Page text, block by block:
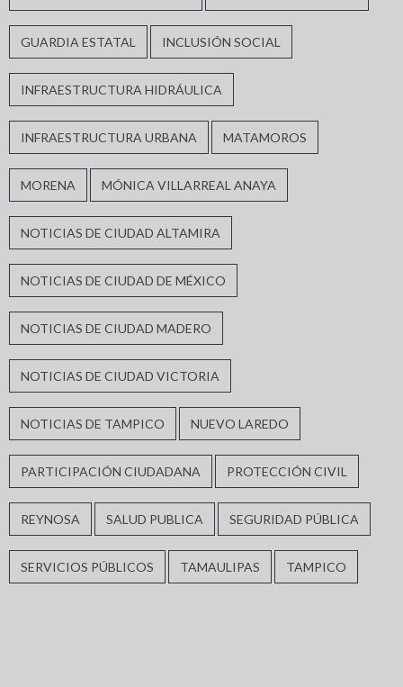
GUARDIA ESTATAL INCLUSIÓN SOCIAL
INFRAESTRUCTURA HIDRÁULICA
INFRAESTRUCTURA URBANA MATAMOROS
MORENA MÓNICA VILLARREAL ANAYA
NOTICIAS DE CIUDAD ALTAMIRA
NOTICIAS DE CIUDAD DE MÉXICO
NOTICIAS DE CIUDAD MADERO
NOTICIAS DE CIUDAD VICTORIA
NOTICIAS DE TAMPICO NUEVO LAREDO
PARTICIPACIÓN CIUDADANA PROTECCIÓN CIVIL
REYNOSA SALUD PUBLICA SEGURIDAD PÚBLICA
SERVICIOS PÚBLICOS TAMAULIPAS TAMPICO